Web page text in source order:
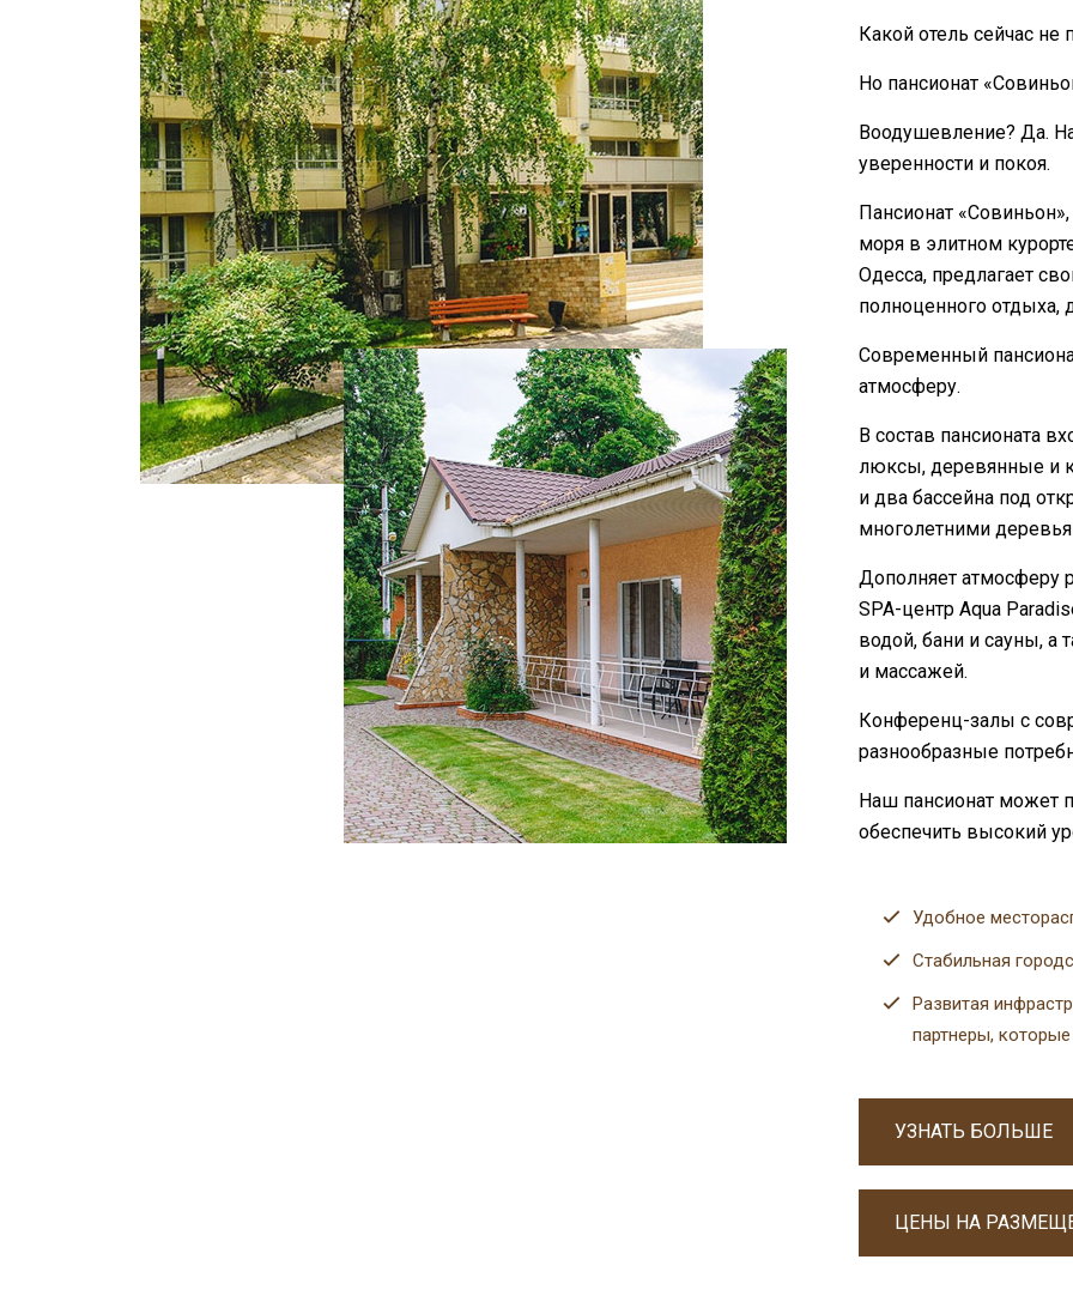
Какой отель сейчас
Но пансионат
Воодушевление? Да.
уверенности и покоя.
Пансионат
моря в элитном
Одесса, предлагает
полноценного отдыха,
Современный
атмосферу.
В состав пансионата
люксы, деревянные и
и два бассейна под
многолетними
Дополняет атмосферу
SPA-центр Aqua P
водой, бани и сауны, а
и массажей.
Конференц-залы с
разнообразные
Наш пансионат может
обеспечить высокий
Удобное
Стабильная
Развитая
партнеры, которые
УЗНАТЬ БОЛЬШЕ
ЦЕНЫ НА